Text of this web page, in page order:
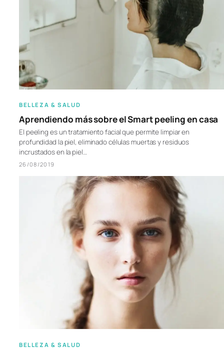
BELLEZA & SALUD
Aprendiendo más sobre el Smart peeling en casa
El peeling es un tratamiento facial que permite limpiar en
profundidad la piel, eliminado células muertas y residuos
incrustados en la piel…
26/08/2019
BELLEZA & SALUD